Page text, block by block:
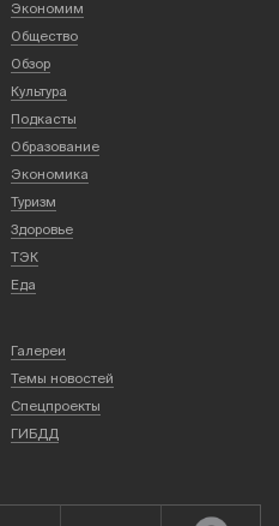
Экономим
Общество
Обзор
Культура
Подкасты
Образование
Экономика
Туризм
Здоровье
ТЭК
Еда
Галереи
Темы новостей
Спецпроекты
ГИБДД